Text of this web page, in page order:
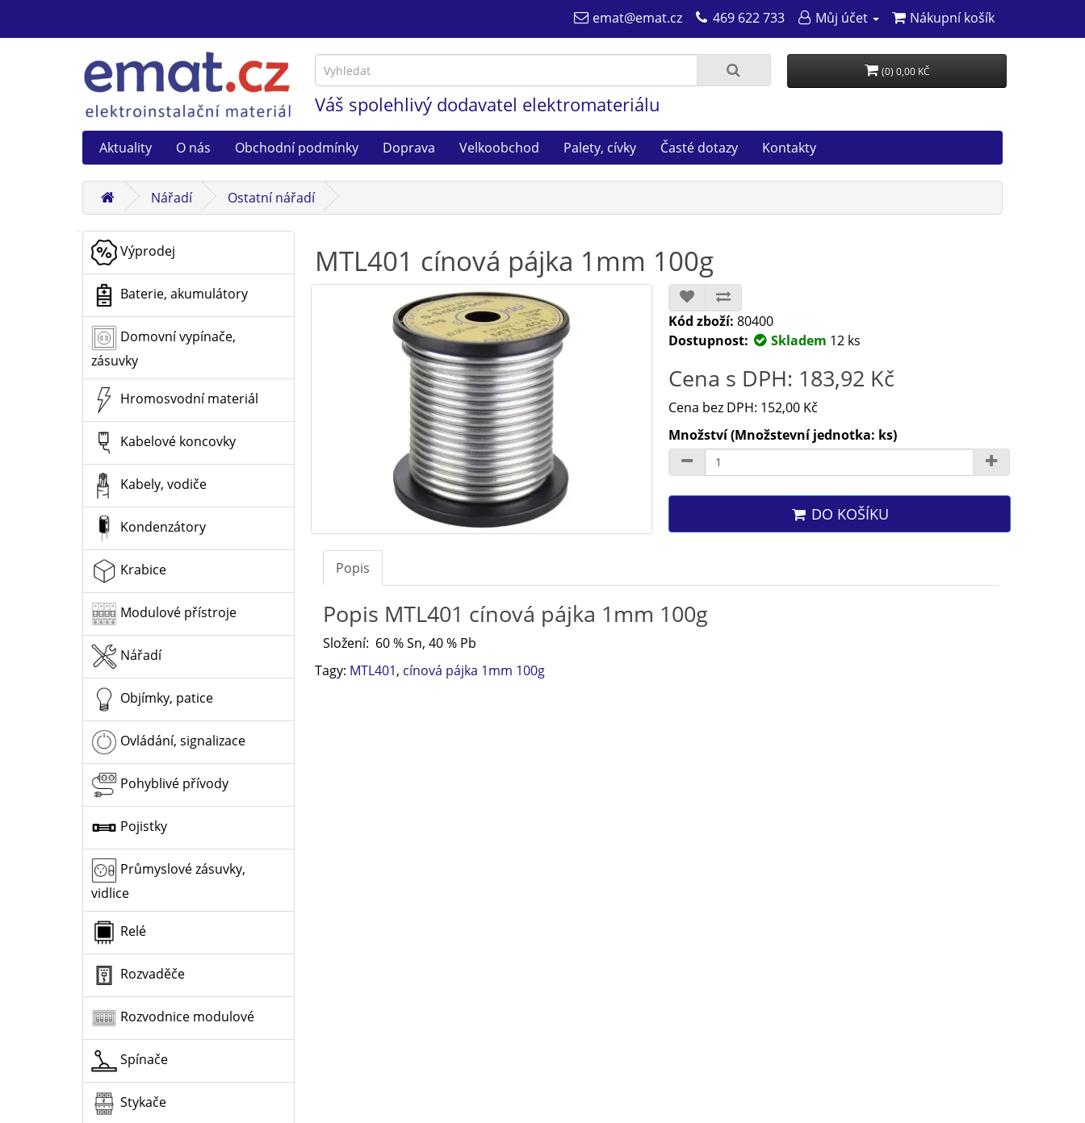
emat@emat.cz 469 622 733 Můj účet Nákupní košík
Váš spolehlivý dodavatel elektromateriálu
(0) 0,00 KČ
Aktuality O nás Obchodní podmínky Doprava Velkoobchod Palety, cívky Časté dotazy Kontakty
Nářadí Ostatní nářadí
Výprodej
Baterie, akumulátory
Domovní vypínače,
zásuvky
Hromosvodní materiál
Kabelové koncovky
Kabely, vodiče
Kondenzátory
Krabice
Modulové přístroje
Nářadí
Objímky, patice
Ovládání, signalizace
Pohyblivé přívody
Pojistky
Průmyslové zásuvky,
vidlice
Relé
Rozvaděče
Rozvodnice modulové
Spínače
Stykače
MTL401 cínová pájka 1mm 100g
Kód zboží: 80400
Dostupnost:
Skladem 12 ks
Cena s DPH: 183,92 Kč
Cena bez DPH: 152,00 Kč
Množství (Množstevní jednotka: ks)
DO KOŠÍKU
Popis
Popis MTL401 cínová pájka 1mm 100g
Složení: 60 % Sn, 40 % Pb
Tagy: MTL401, cínová pájka 1mm 100g